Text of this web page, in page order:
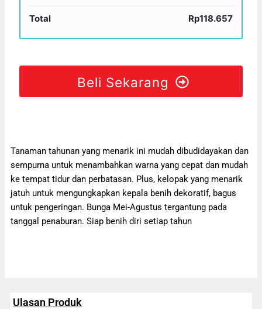
Total Rp118.657
Beli Sekarang
Tanaman tahunan yang menarik ini mudah dibudidayakan dan
sempurna untuk menambahkan warna yang cepat dan mudah
ke tempat tidur dan perbatasan. Plus, kelopak yang menarik
jatuh untuk mengungkapkan kepala benih dekoratif, bagus
untuk pengeringan. Bunga Mei-Agustus tergantung pada
tanggal penaburan. Siap benih diri setiap tahun
Ulasan Produk